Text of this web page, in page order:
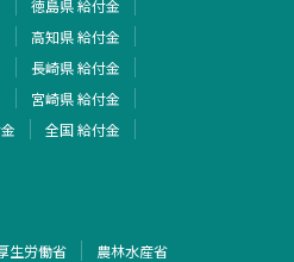
徳島県 給付金
高知県 給付金
長崎県 給付金
宮崎県 給付金
全国 給付金
生労働省 農林水産省